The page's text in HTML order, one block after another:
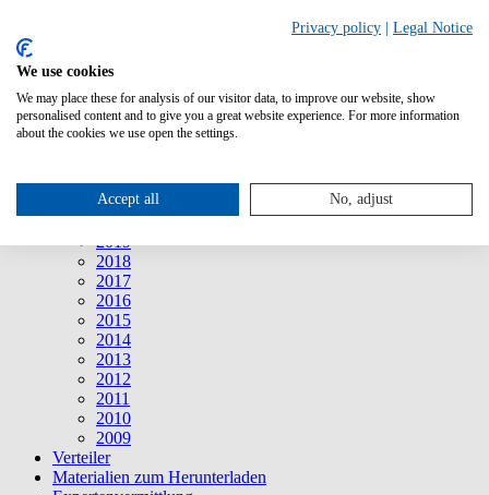
Mitteilungen
2026
2025
2024
2022
2021
2020
2019
2018
2017
2016
2015
2014
2013
2012
2011
2010
2009
Verteiler
Materialien zum Herunterladen
Privacy policy Legal Notice
We use cookies
We may place these for analysis of our visitor data, to improve our website, show
personalised content and to give you a great website experience. For more information
about the cookies we use open the settings.
Accept all No, adjust